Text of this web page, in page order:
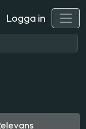
Logga in